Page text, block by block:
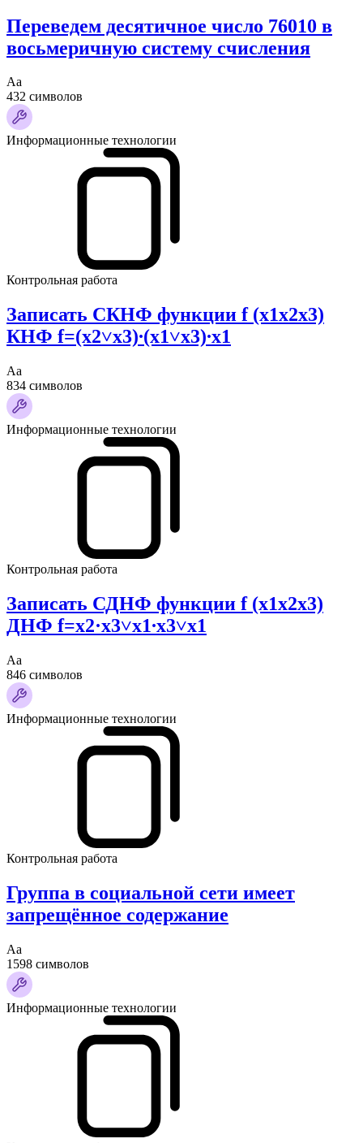
Переведем десятичное число 76010 в
восьмеричную систему счисления
Аа
432 символов
Информационные технологии
Контрольная работа
Записать СКНФ функции f (x1x2x3)
КНФ f=(x2˅x3)∙(x1˅x3)∙x1
Аа
834 символов
Информационные технологии
Контрольная работа
Записать СДНФ функции f (x1x2x3)
ДНФ f=x2·x3˅x1∙x3˅x1
Аа
846 символов
Информационные технологии
Контрольная работа
Группа в социальной сети имеет
запрещённое содержание
Аа
1598 символов
Информационные технологии